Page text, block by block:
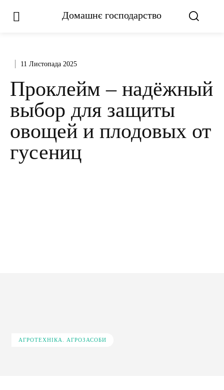
Домашнє господарство
11 Листопада 2025
Проклейм – надёжный
выбор для защиты
овощей и плодовых от
гусениц
АГРОТЕХНІКА. АГРОЗАСОБИ